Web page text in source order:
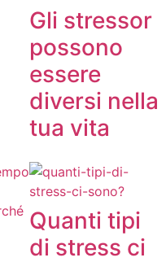
Gli stressor
possono
essere
diversi nella
tua vita
Quanti tipi
di stress ci